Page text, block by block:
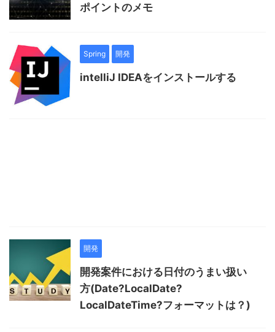
ポイントのメモ
Spring 開発
intelliJ IDEAをインストールする
開発
開発案件における日付のうまい扱い
方(Date?LocalDate?
LocalDateTime?フォーマットは？)